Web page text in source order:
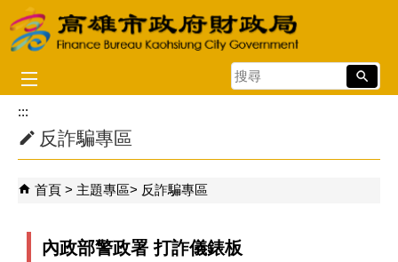
跳到主要內容區塊
搜
尋
:::
反詐騙專區
首頁 主題專區 反詐騙專區
內政部警政署 打詐儀錶板